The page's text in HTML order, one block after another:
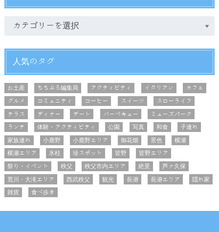
人気のタグ
お土産 ちちぶる編集局 アクティビティ イタリアン
カフェ
グルメ
コミュニティ コーヒー スイーツ
スローライフ
テラス
ディナー デート バーベキュー
ミューズパーク
ランチ
体験・アクティビティ 公園 写真 和食
子連れ
家族連れ
小鹿野 小鹿野エリア 御花畑 景色
横瀬
横瀬エリア
氷柱 珍スポット 皆野
皆野エリア
祭り・イベント
秩父 秩父市内エリア 絶景
芦ヶ久保
荒川・大滝エリア
西武秩父 観光 長瀞 長瀞エリア
隠れ家
雑貨
食べ歩き